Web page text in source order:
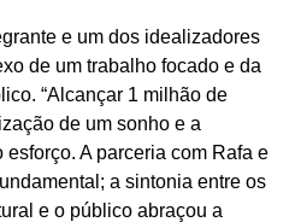
e um dos idealizadores
de um trabalho focado e da
“Alcançar 1 milhão de
de um sonho e a
A parceria com Rafa e
a sintonia entre os
e o público abraçou a